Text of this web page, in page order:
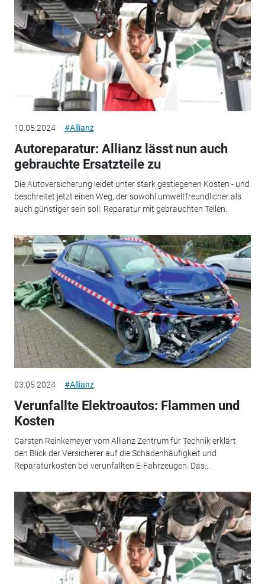
10.05.2024 #Allianz
Autoreparatur: Allianz lässt nun auch
gebrauchte Ersatzteile zu
Die Autoversicherung leidet unter stark gestiegenen Kosten - und
beschreitet jetzt einen Weg, der sowohl umweltfreundlicher als
auch günstiger sein soll: Reparatur mit gebrauchten Teilen.
03.05.2024 #Allianz
Verunfallte Elektroautos: Flammen und
Kosten
Carsten Reinkemeyer vom Allianz Zentrum für Technik erklärt
den Blick der Versicherer auf die Schadenhäufigkeit und
Reparaturkosten bei verunfallten E-Fahrzeugen. Das...